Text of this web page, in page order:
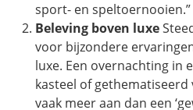
sport- en speltoernooien.”
Beleving boven luxe
voor bijzondere
luxe. Een overnachting in
kasteel of
vaak meer aan dan een